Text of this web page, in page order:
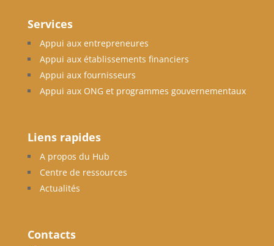
Services
Appui aux entrepreneures
Appui aux établissements financiers
Appui aux fournisseurs
Appui aux ONG et programmes gouvernementaux
Liens rapides
A propos du Hub
Centre de ressources
Actualités
Contacts